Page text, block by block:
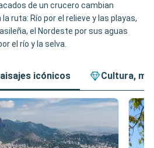
de un crucero cambian
ruta: Río por el relieve y las playas,
el Nordeste por sus aguas
el río y la selva.
icónicos Cultura,